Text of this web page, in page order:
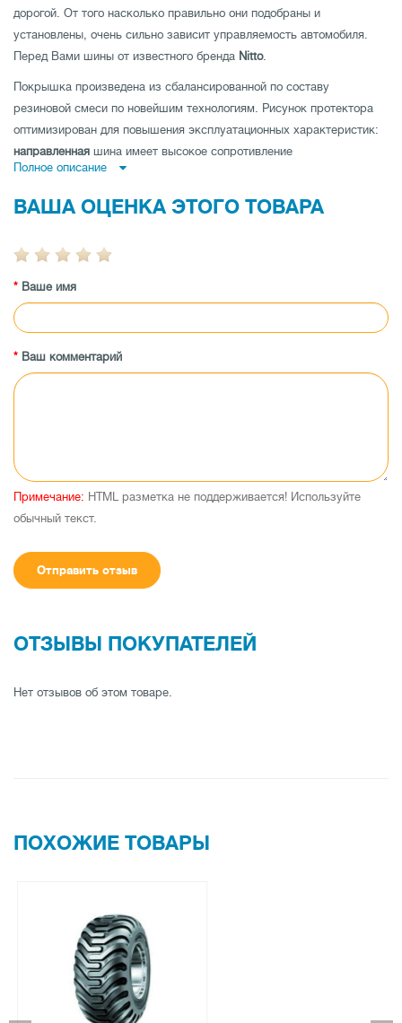
дорогой. От того насколько правильно они подобраны и
установлены, очень сильно зависит управляемость автомобиля.
Перед Вами шины от известного бренда Nitto.
Покрышка произведена из сбалансированной по составу
резиновой смеси по новейшим технологиям. Рисунок протектора
оптимизирован для повышения эксплуатационных характеристик:
направленная шина имеет высокое сопротивление
аквапланированию,ненаправленная шина
асимметричная шина совмещает как отличную управляемость на
протестирована производителем на максимальные показатели
нагрузки и скорости.
Заказывайте покрышки Nitto Neo Gen 205/50 R15 89V XL по лучшей
цене в магазине tireland.com.ua.
Полное описание
ВАША ОЦЕНКА ЭТОГО ТОВАРА
Ваше имя
Ваш комментарий
Примечание: HTML разметка не поддерживается! Используйте
обычный текст.
Отправить отзыв
ОТЗЫВЫ ПОКУПАТЕЛЕЙ
Нет отзывов об этом товаре.
ПОХОЖИЕ ТОВАРЫ